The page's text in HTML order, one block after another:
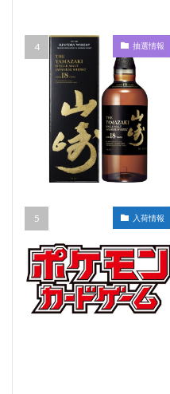
抽選情報
入荷情報